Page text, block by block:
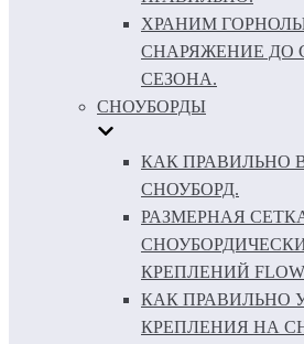
ХРАНИМ
СНАРЯЖЕНИЕ ДО
СЕЗОНА.
СНОУБОРДЫ
КАК ПРАВИЛЬНО
СНОУБОРД.
РАЗМЕРНАЯ
КРЕПЛЕНИЙ
КАК ПРАВИЛЬНО
КРЕПЛЕНИЯ НА